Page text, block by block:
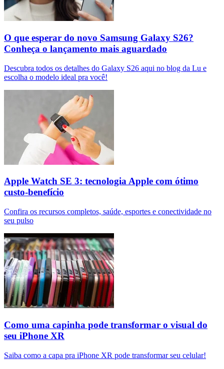
O que esperar do novo Samsung Galaxy S26?
Conheça o lançamento mais aguardado
Descubra todos os detalhes do Galaxy S26 aqui no blog da Lu e
escolha o modelo ideal pra você!
Apple Watch SE 3: tecnologia Apple com ótimo
custo-benefício
Confira os recursos completos, saúde, esportes e conectividade no
seu pulso
Como uma capinha pode transformar o visual do
seu iPhone XR
Saiba como a capa pra iPhone XR pode transformar seu celular!